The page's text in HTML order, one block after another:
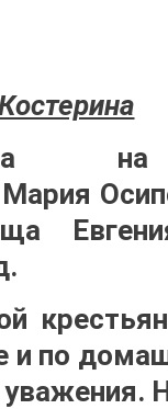
на
по